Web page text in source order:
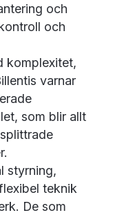
och
och
komplexitet,
varnar
som blir allt
styrning,
teknik
De som